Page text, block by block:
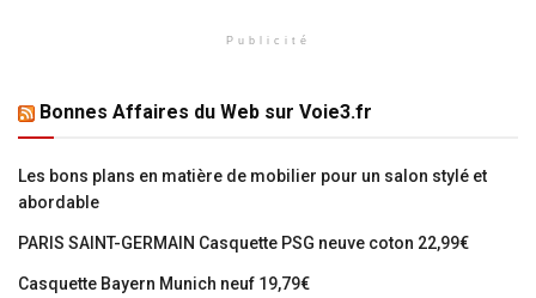
Publicité
Bonnes Affaires du Web sur Voie3.fr
Les bons plans en matière de mobilier pour un salon stylé et
abordable
PARIS SAINT-GERMAIN Casquette PSG neuve coton 22,99€
Casquette Bayern Munich neuf 19,79€